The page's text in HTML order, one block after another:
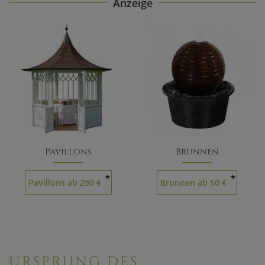
Anzeige
Pavillons
Pavillons ab 290 € *
Brunnen
Brunnen ab 50 € *